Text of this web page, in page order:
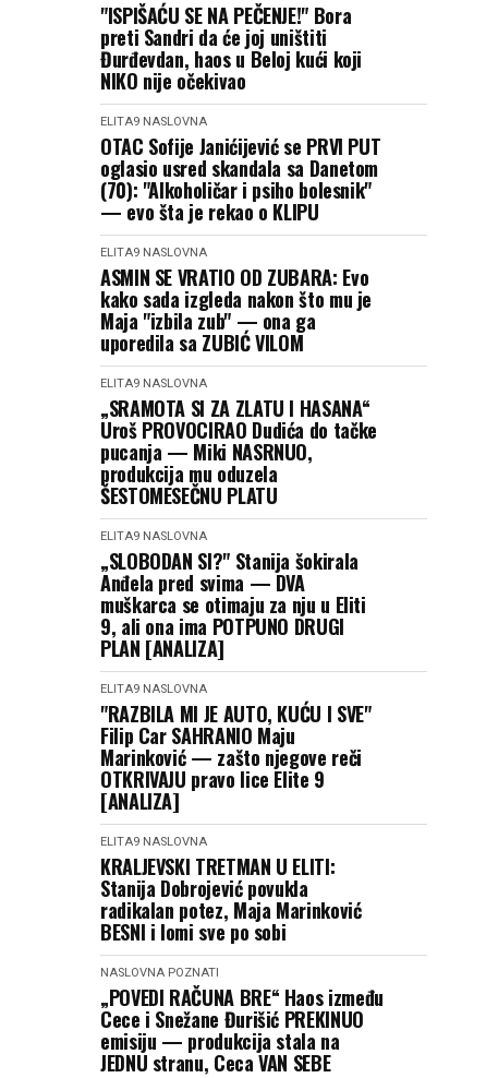
"ISPIŠAĆU SE NA PEČENJE!" Bora
preti Sandri da će joj uništiti
Đurđevdan, haos u Beloj kući koji
NIKO nije očekivao
ELITA9 NASLOVNA
OTAC Sofije Janićijević se PRVI PUT
oglasio usred skandala sa Danetom
(70): "Alkoholičar i psiho bolesnik"
— evo šta je rekao o KLIPU
ELITA9 NASLOVNA
ASMIN SE VRATIO OD ZUBARA: Evo
kako sada izgleda nakon što mu je
Maja "izbila zub" — ona ga
uporedila sa ZUBIĆ VILOM
ELITA9 NASLOVNA
„SRAMOTA SI ZA ZLATU I HASANA“
Uroš PROVOCIRAO Dudića do tačke
pucanja — Miki NASRNUO,
produkcija mu oduzela
ŠESTOMESEČNU PLATU
ELITA9 NASLOVNA
„SLOBODAN SI?" Stanija šokirala
Anđela pred svima — DVA
muškarca se otimaju za nju u Eliti
9, ali ona ima POTPUNO DRUGI
PLAN [ANALIZA]
ELITA9 NASLOVNA
"RAZBILA MI JE AUTO, KUĆU I SVE"
Filip Car SAHRANIO Maju
Marinković — zašto njegove reči
OTKRIVAJU pravo lice Elite 9
[ANALIZA]
ELITA9 NASLOVNA
KRALJEVSKI TRETMAN U ELITI:
Stanija Dobrojević povukla
radikalan potez, Maja Marinković
BESNI i lomi sve po sobi
NASLOVNA POZNATI
„POVEDI RAČUNA BRE“ Haos između
Cece i Snežane Đurišić PREKINUO
emisiju — produkcija stala na
JEDNU stranu, Ceca VAN SEBE